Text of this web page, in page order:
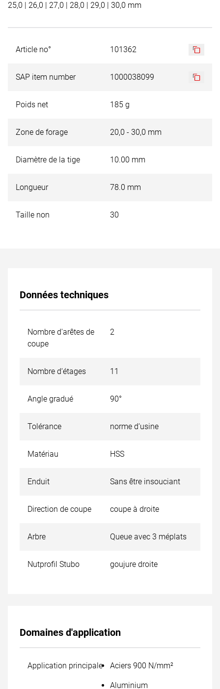
25,0 | 26,0 | 27,0 | 28,0 | 29,0 | 30,0 mm
Article no° 101362
SAP item number 1000038099
Poids net 185 g
Zone de forage 20,0 - 30,0 mm
Diamètre de la tige 10.00 mm
Longueur 78.0 mm
Taille non 30
Données techniques
Nombre d'arêtes de
coupe
2
Nombre d‘étages 11
Angle gradué 90°
Tolérance norme d‘usine
Matériau HSS
Enduit Sans être insouciant
Direction de coupe coupe à droite
Arbre Queue avec 3 méplats
Nutprofil Stubo goujure droite
Domaines d'application
Application principale Aciers 900 N/mm²
Aluminium